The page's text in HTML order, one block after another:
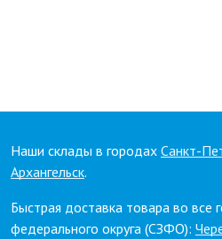
Наши склады в городах Санкт-
Архангельск.
Быстрая доставка товара во все
федерального округа (СЗФО):